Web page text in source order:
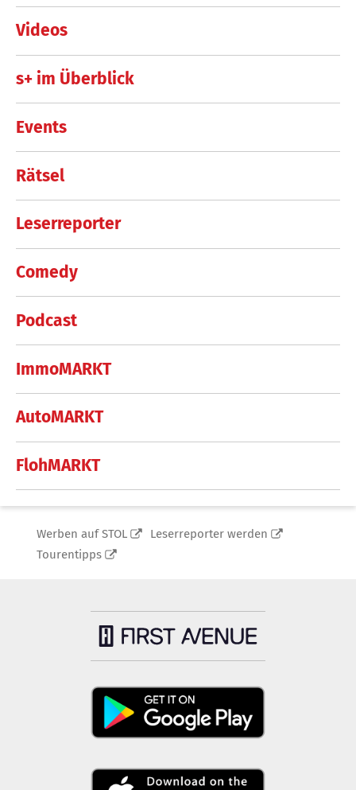
Videos
s+ im Überblick
Events
Rätsel
Leserreporter
Comedy
Podcast
ImmoMARKT
AutoMARKT
FlohMARKT
Werben auf STOL
Leserreporter werden
Tourentipps